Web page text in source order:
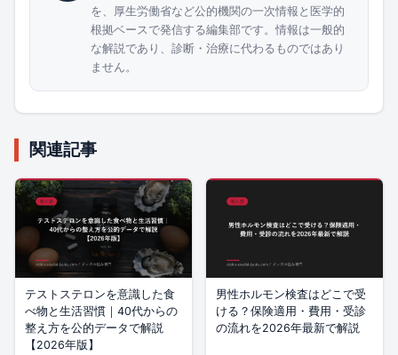
を、厚生労働省など公的機関の一次情報と医学的
根拠ベースで発信する編集部です。情報は一般的
な解説であり、診断・治療に代わるものではあり
ません。
関連記事
テストステロンを意識した食
べ物と生活習慣｜40代からの
整え方を公的データで解説
【2026年版】
男性ホルモン検査はどこで受
ける？保険適用・費用・受診
の流れを2026年最新で解説